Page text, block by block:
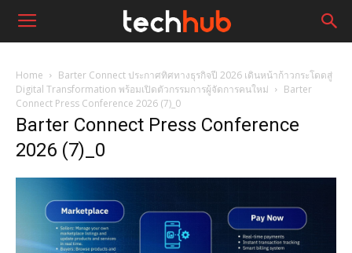
Home
Barter Connect ประกาศทิศทางธุรกิจปี 2026 เดินหน้าก้าวกระโดดสู่
Digital Transformation พร้อมเปิดตัวกรรมการผู้จัดการคนใหม่
Barter
Connect Press Conference 2026 (7)_0
Barter Connect Press Conference
2026 (7)_0